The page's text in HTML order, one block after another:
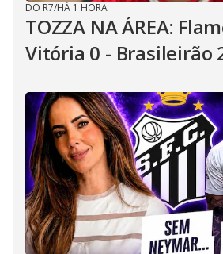
DO R7/HÁ 1 HORA
TOZZA NA ÁREA:
Vitória 0 - Brasileirão